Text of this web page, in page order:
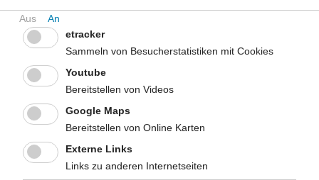
einem Menschen ab einem gegebenen Zeitpunkt bis zu seinem
Tod verbleibt. Die aktive
Lebensjahre Menschen nach durchschnittlichen Verhältnissen
noch ohne Verluste von Fähigkeiten erreichen. Die fernere
Lebenserwartunggibt an, wie viele weitere Lebensjahre
Menschen eines bestimmten Alters, zum Beispiel die heute 60-
Jährigen, nach den in der aktuellen Berichtsperiode geltenden
Sterblichkeitsverhältnissen durchschnittlich noch weiterleben
(BZgA 2011, BSG 2009).
Lebensqualität
etracker
Sammeln von Besucherstatistiken mit Cookies
Youtube
Bereitstellen von Videos
Google Maps
Bereitstellen von Online Karten
Externe Links
Links zu anderen Internetseiten